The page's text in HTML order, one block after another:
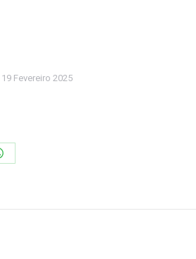
19 Fevereiro 2025